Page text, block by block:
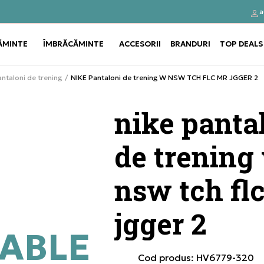
Use shift+Enter to open or close
ÎMBRĂCĂMINTE Use shift+Enter to open or close
ACCESORII BRANDURI TOP DEALS
de trening NIKE Pantaloni de trening W NSW TCH FLC MR JGGER 2
nike
de trening
nsw tch
jgger 2
Cod produs: HV6779-320